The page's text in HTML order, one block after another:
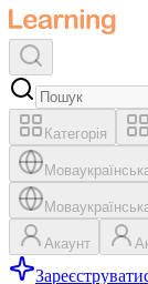
Категорія
Мова
Мова
Акаунт